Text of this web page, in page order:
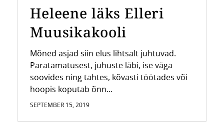
Heleene läks Elleri
Muusikakooli
Mõned asjad siin elus lihtsalt juhtuvad.
Paratamatusest, juhuste läbi, ise väga
soovides ning tahtes, kõvasti töötades või
hoopis koputab õnn...
SEPTEMBER 15, 2019